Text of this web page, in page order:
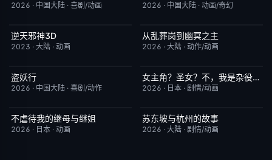
2026 · 中国大陆 · 喜剧/动画 2026 · 中国大陆 · 动画/奇幻
更新至第49集
逆天邪神3D
2023 · 大陆 · 动画
更新至第12集
从乱葬岗到幽冥之主
2026 · 大陆 · 动作/动画
更新至第51集
盗妖行
2026 · 中国大陆 · 喜剧/动作
更新至第7集 10.0女主角？圣女？不，我是杂役女仆（自豪）
2026 · 日本 · 剧情/动画
更新至第05集
不虐待我的继母与继姐
2026 · 日本 · 动画
更新至第16集
苏东坡与杭州的故事
2026 · 大陆 · 剧情/动画